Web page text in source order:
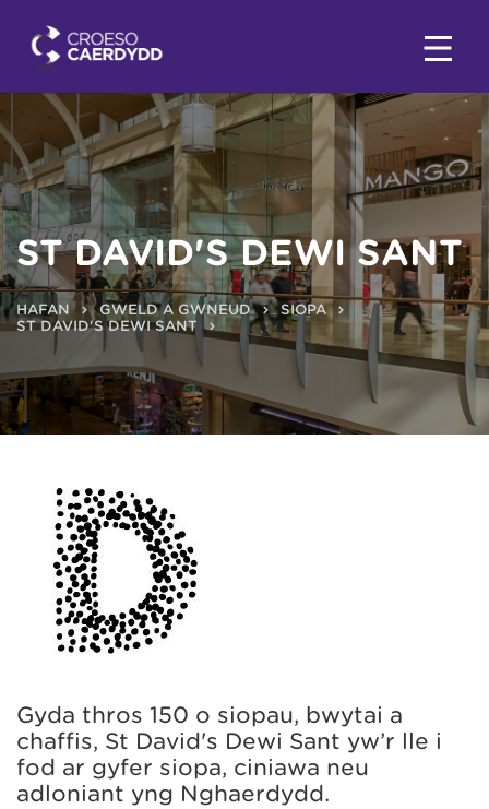
ST DAVID'S DEWI SANT
HAFAN GWELD A GWNEUD
SIOPA
ST DAVID'S DEWI SANT
Gyda thros 150 o siopau, bwytai a
chaffis, St David's Dewi Sant yw’r lle i
fod ar gyfer siopa, ciniawa neu
adloniant yng Nghaerdydd.